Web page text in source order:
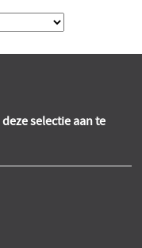
selectie aan te